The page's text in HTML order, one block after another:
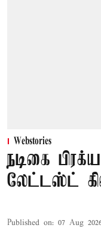
Webstories
நடிகை
லேட்டஸ்ட்
Published on: 07 Aug